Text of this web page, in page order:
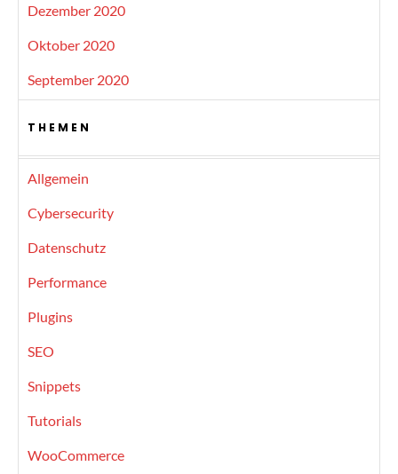
Dezember 2020
Oktober 2020
September 2020
THEMEN
Allgemein
Cybersecurity
Datenschutz
Performance
Plugins
SEO
Snippets
Tutorials
WooCommerce